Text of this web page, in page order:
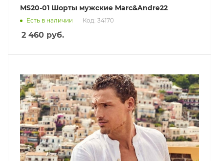
MS20-01 Шорты мужские Marc&Andre22
Есть в наличии Код: 34170
2 460 руб.